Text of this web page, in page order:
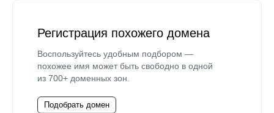
Регистрация похожего домена
Воспользуйтесь удобным подбором —
похожее имя может быть свободно в одной
из 700+ доменных зон.
Подобрать домен